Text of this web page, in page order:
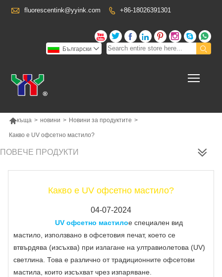
 fluorescentink@yyink.com  +86-18026391301
      


Български 
къща > новини > Новини за продуктите >
Какво е UV офсетно мастило?
ПОВЕЧЕ ПРОДУКТИ
Какво е UV офсетно мастило?
04-07-2024
UV офсетно мастилое специален вид
мастило, използвано в офсетовия печат, което се
втвърдява (изсъхва) при излагане на ултравиолетова (UV)
светлина. Това е различно от традиционните офсетови
мастила, които изсъхват чрез изпаряване.